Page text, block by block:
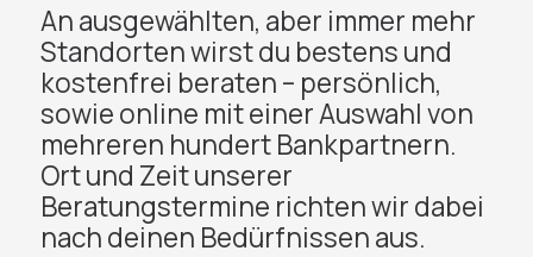
An ausgewählten, aber immer mehr
Standorten wirst du bestens und
kostenfrei beraten – persönlich,
sowie online mit einer Auswahl von
mehreren hundert Bankpartnern.
Ort und Zeit unserer
Beratungstermine richten wir dabei
nach deinen Bedürfnissen aus.